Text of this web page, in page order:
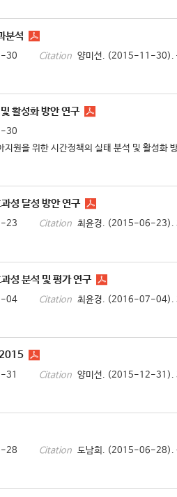
분석
30 Citation 양미선. (2015-11-30).
활성화 방안 연구
30
원을 위한 시간정책의 실태 분석 및 활성
성 달성 방안 연구
23 Citation 최윤경. (2015-06-23).
성 분석 및 평가 연구
04 Citation 최윤경. (2016-07-04).
2015
31 Citation 양미선. (2015-12-31).
28 Citation 도남희. (2015-06-28).